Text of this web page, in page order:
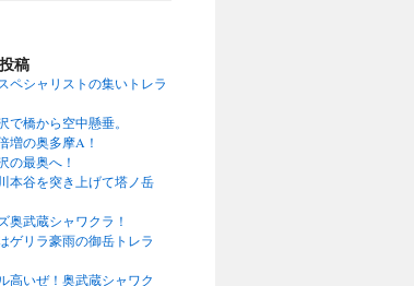
稿
ペシャリストの集いトレラ
で橋から空中懸垂。
増の奥多摩A！
の最奥へ！
本谷を突き上げて塔ノ岳
奥武蔵シャワクラ！
ゲリラ豪雨の御岳トレラ
高いぜ！奥武蔵シャワク